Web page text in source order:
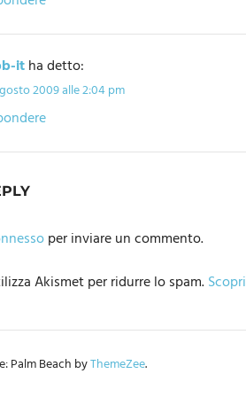
itha detto:
2009 alle 2:04 pm
per inviare un commento.
Akismet per ridurre lo spam.
Palm Beach byThemeZee.